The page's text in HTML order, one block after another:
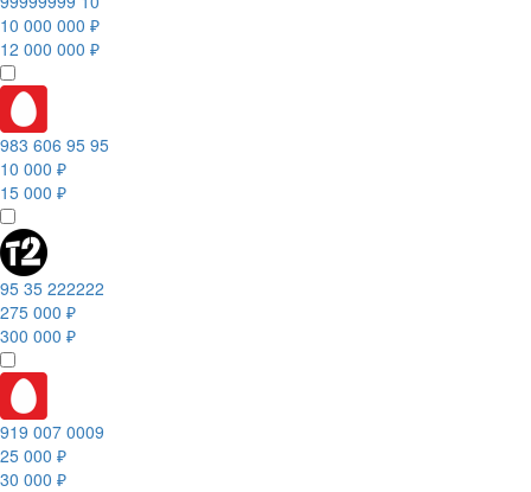
10 000 000 ₽
12 000 000 ₽
983 606 95 95
10 000 ₽
15 000 ₽
95 35 222222
275 000 ₽
300 000 ₽
919 007 0009
25 000 ₽
30 000 ₽